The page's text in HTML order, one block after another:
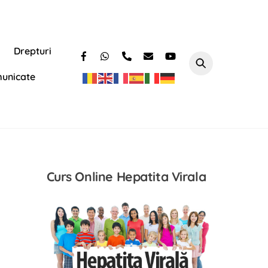
Drepturi
Curs Online Hepatita Virala